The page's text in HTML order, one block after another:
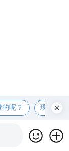
呢？ 现在有